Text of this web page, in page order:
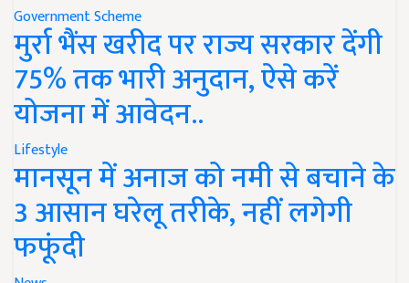
Government Scheme
मुर्रा भैंस खरीद पर राज्य सरकार देंगी
75% तक भारी अनुदान, ऐसे करें
योजना में आवेदन..
Lifestyle
मानसून में अनाज को नमी से बचाने के
3 आसान घरेलू तरीके, नहीं लगेगी
फफूंदी